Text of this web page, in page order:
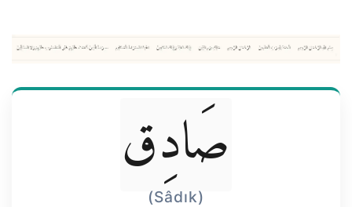
صَادِق
(Sâdık)